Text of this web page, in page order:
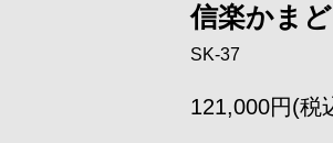
信楽かま
SK-37
121,000円(税